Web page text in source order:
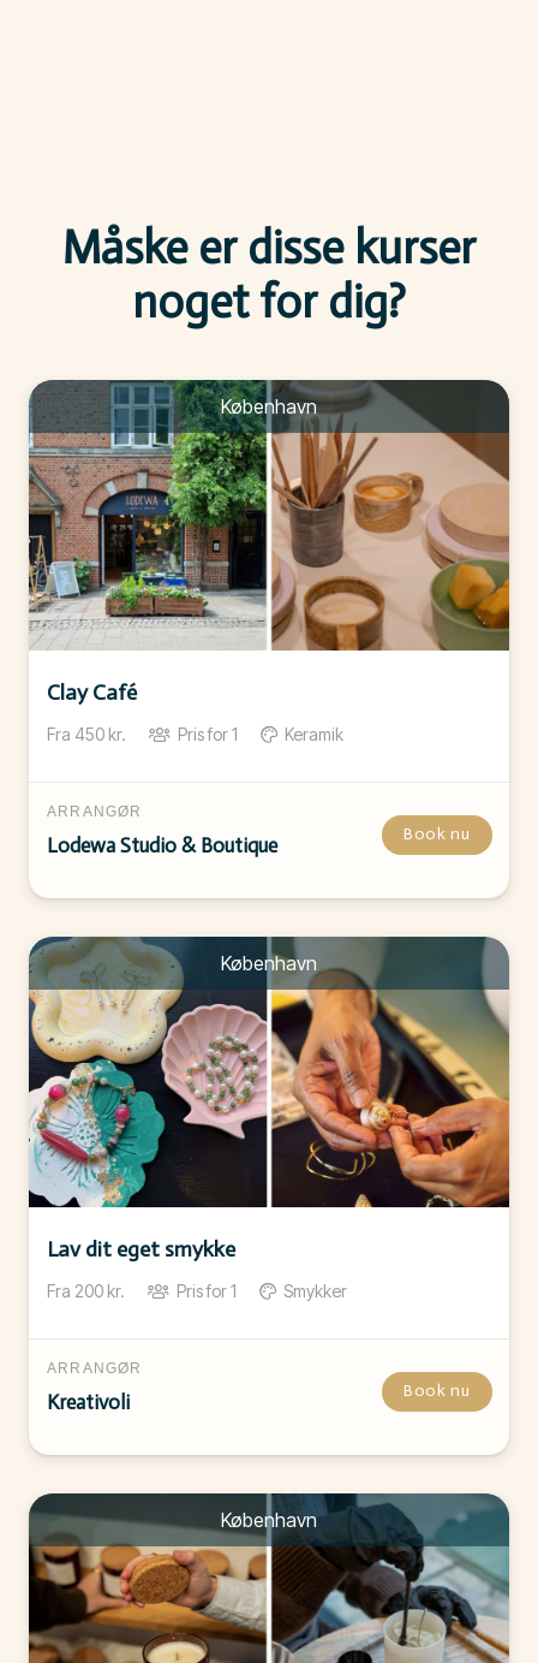
Måske er disse kurser
noget for dig?
København
Clay Café
Fra 450 kr. Pris for1 Keramik
ARRANGØR
Lodewa Studio & Boutique Book nu
København
Lav dit eget smykke
Fra 200 kr. Pris for1 Smykker
ARRANGØR
Kreativoli Book nu
København